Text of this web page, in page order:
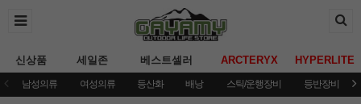
신상품 세일존 베스트셀러 ARCTERYX HYPERLITE
남성의류 여성의류 등산화 배낭 스틱/운행장비 등반장비